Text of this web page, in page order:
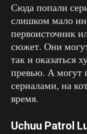
Сюда попали
слишком мало
первоисточник
сюжет. Они
так и оказаться
превью. А могут
сериалами, на
время.
Uchuu Patrol